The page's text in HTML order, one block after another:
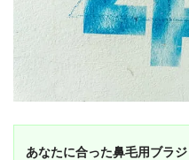
あなたに合った鼻毛用ブラ